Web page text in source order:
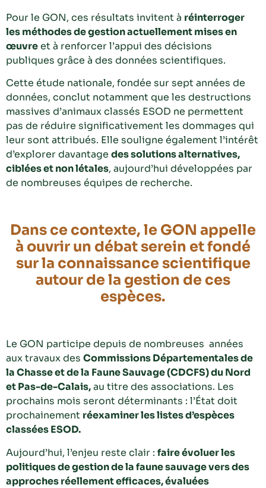
Pour le GON, ces résultats invitent à réinterroger
les méthodes de gestion actuellement mises en
œuvreet à renforcer l’appui des décisions
publiques grâce à des données scientifiques.
Cette étude nationale, fondée sur sept années de
données, conclut notamment que les destructions
massives d’animaux classés ESOD ne permettent
pas de réduire significativement les dommages qui
leur sont attribués. Elle souligne également l’intérêt
d’explorer davantage des solutions alternatives,
ciblées et non létales, aujourd’hui développées par
de nombreuses équipes de recherche.
Dans ce contexte, le GON appelle
à ouvrir un débat serein et fondé
sur la connaissance scientifique
autour de la gestion de ces
espèces.
Le GON participe depuis de nombreuses années
aux travaux des Commissions Départementales de
la Chasse et de la Faune Sauvage (CDCFS) du Nord
et Pas-de-Calais,au titre des associations. Les
prochains mois seront déterminants : l’État doit
prochainement réexaminer les listes d’espèces
classées ESOD.
Aujourd’hui, l’enjeu reste clair : faire évoluer les
politiques de gestion de la faune sauvage vers des
approches réellement efficaces, évaluées